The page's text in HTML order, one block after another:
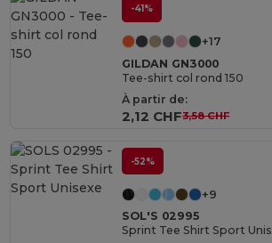
-41%
+17
GILDAN GN3000
Tee-shirt col rond 150
À partir de:
2,12 CHF3,58 CHF
-52%
+9
SOL'S 02995
Sprint Tee Shirt Sport